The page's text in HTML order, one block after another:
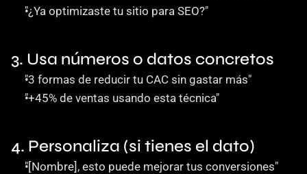
"¿Ya optimizaste tu sitio para SEO?"
3. Usa números o datos concretos
"3 formas de reducir tu CAC sin gastar más"
"+45% de ventas usando esta técnica"
4. Personaliza (si tienes el dato)
"[Nombre], esto puede mejorar tus conversiones"